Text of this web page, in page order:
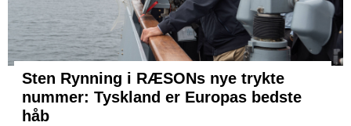
Sten Rynning i RÆSONs nye trykte
nummer: Tyskland er Europas bedste
håb